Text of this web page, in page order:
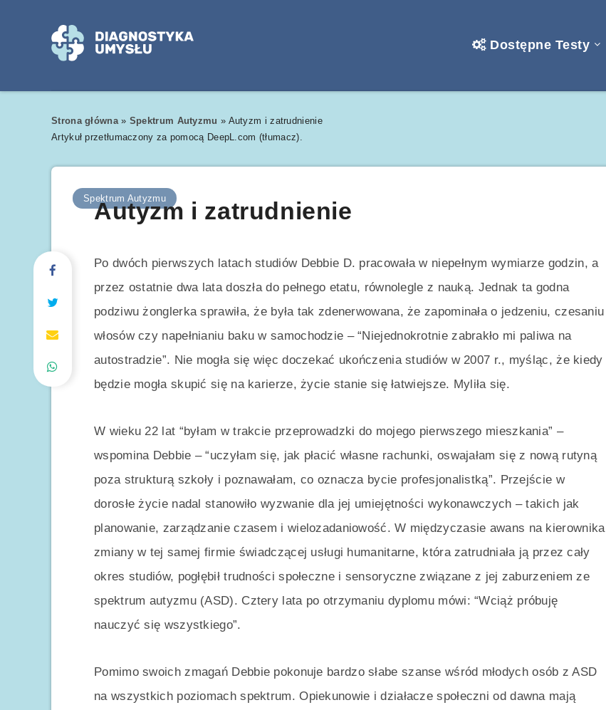
Dostępne Testy
Strona główna» Spektrum Autyzmu » Autyzm i zatrudnienie
Artykuł przetłumaczony za pomocą DeepL.com (tłumacz).
Spektrum Autyzmu
Autyzm i zatrudnienie
Po dwóch pierwszych latach studiów Debbie D. pracowała w niepełnym wymiarze godzin, a
przez ostatnie dwa lata doszła do pełnego etatu, równolegle z nauką. Jednak ta godna
podziwu żonglerka sprawiła, że była tak zdenerwowana, że zapominała o jedzeniu, czesaniu
włosów czy napełnianiu baku w samochodzie – “Niejednokrotnie zabrakło mi paliwa na
autostradzie”. Nie mogła się więc doczekać ukończenia studiów w 2007 r., myśląc, że kiedy
będzie mogła skupić się na karierze, życie stanie się łatwiejsze. Myliła się.
W wieku 22 lat “byłam w trakcie przeprowadzki do mojego pierwszego mieszkania” –
wspomina Debbie – “uczyłam się, jak płacić własne rachunki, oswajałam się z nową rutyną
poza strukturą szkoły i poznawałam, co oznacza bycie profesjonalistką”. Przejście w
dorosłe życie nadal stanowiło wyzwanie dla jej umiejętności wykonawczych – takich jak
planowanie, zarządzanie czasem i wielozadaniowość. W międzyczasie awans na kierownika
zmiany w tej samej firmie świadczącej usługi humanitarne, która zatrudniała ją przez cały
okres studiów, pogłębił trudności społeczne i sensoryczne związane z jej zaburzeniem ze
spektrum autyzmu (ASD). Cztery lata po otrzymaniu dyplomu mówi: “Wciąż próbuję
nauczyć się wszystkiego”.
Pomimo swoich zmagań Debbie pokonuje bardzo słabe szanse wśród młodych osób z ASD
na wszystkich poziomach spektrum. Opiekunowie i działacze społeczni od dawna mają